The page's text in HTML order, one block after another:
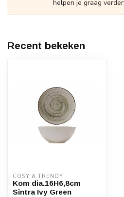
helpen je graag verder!
Recent bekeken
COSY & TRENDY
Kom dia.16H6,8cm
Sintra Ivy Green